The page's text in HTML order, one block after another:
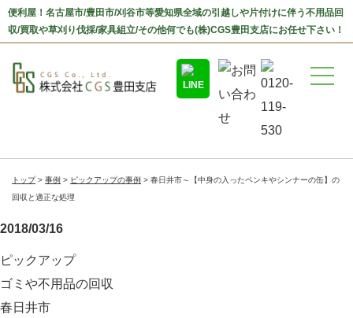
便利屋！名古屋市/豊田市/刈谷市等愛知県全域の引越しや片付けに伴う不用品回
収/買取や草刈り伐採/家具組立/その他何でも(株)CGS豊田支店にお任せ下さい！
トップ 事例 ピックアップの事例
春日井市～【中身の入ったペンキやシンナーの缶】の
回収と適正な処理
2018/03/16
ピックアップ
ゴミや不用品の回収
春日井市